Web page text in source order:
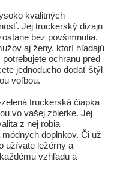
kvalitných
Jej truckerský dizajn
bez povšimnutia.
aj ženy, ktorí hľadajú
ochranu pred
jednoducho dodať štýl
voľbou.
truckerská čiapka
vo vašej zbierke. Jej
z nej robia
doplnkov. Či už
užívate ležérny a
vzhľadu a